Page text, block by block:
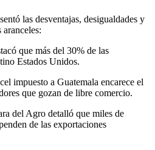
las desventajas, desigualdades y
aranceles:
que más del 30% de las
Estados Unidos.
impuesto a Guatemala encarece el
que gozan de libre comercio.
del Agro detalló que miles de
de las exportaciones